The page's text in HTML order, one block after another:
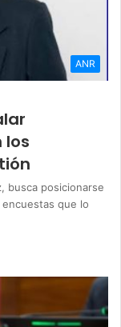
ANR
los
busca posicionarse
que lo